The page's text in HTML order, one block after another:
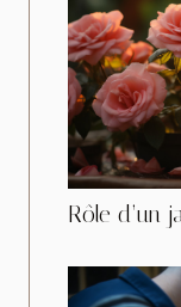
Rôle d’un